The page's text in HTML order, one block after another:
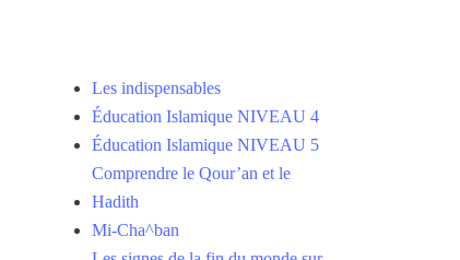
Les indispensables
Éducation Islamique NIVEAU 4
Éducation Islamique NIVEAU 5
Comprendre le Qour’an et le
Hadith
Mi-Cha^ban